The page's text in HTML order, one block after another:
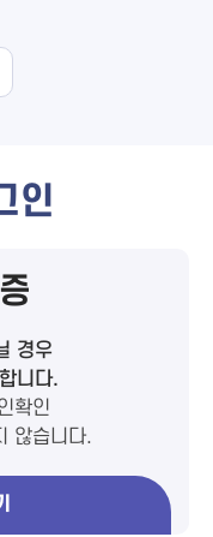
인
경우
니다.
확인
않습니다.